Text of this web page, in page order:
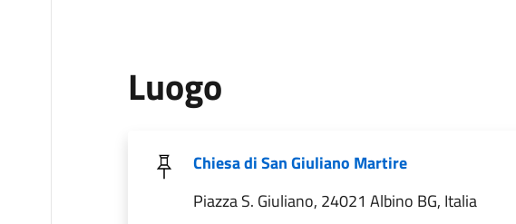
Luogo
Chiesa di San Giuliano Martire
Piazza S. Giuliano, 24021 Albino BG, Italia